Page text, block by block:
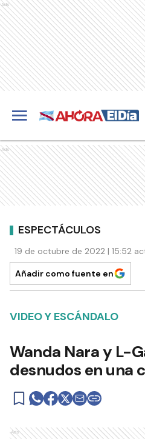
Ads
Ads
ESPECTÁCULOS
19 de octubre de 2022 | 15:52
Añadir como fuente en
VIDEO Y ESCÁNDALO
Wanda Nara y L-
desnudos en una
Ads